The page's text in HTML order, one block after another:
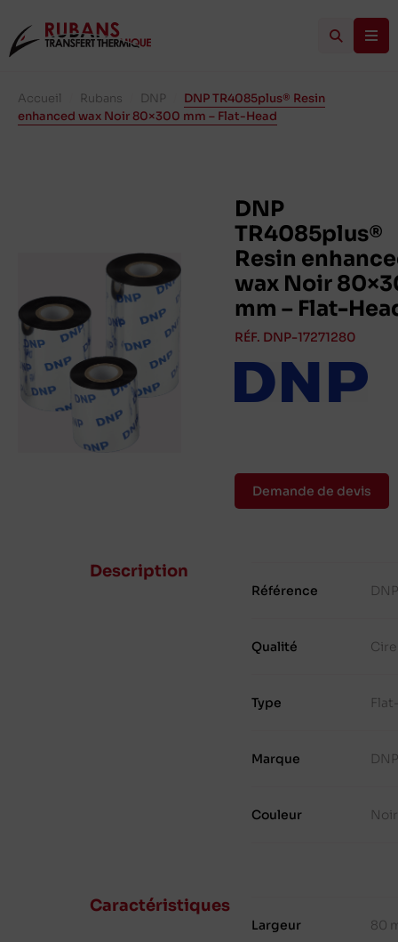
Accueil Rubans DNP
DNP TR4085plus® Resin
enhanced wax Noir 80×300 mm – Flat-Head
DNP
TR4085plus®
Resin
wax Noir
mm – Flat-
RÉF. DNP-17271280
Demande de devis
Description
Référence
Qualité Cire
Type
Marque DNP
Couleur Noir
Caractéristiques
Largeur 80